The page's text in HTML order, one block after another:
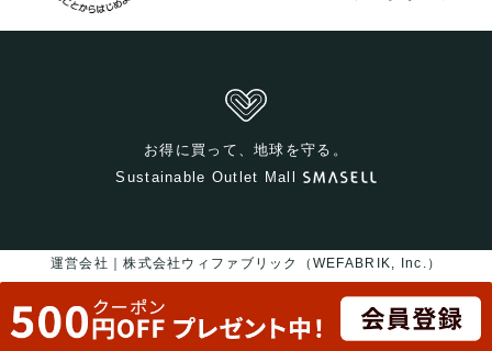
お得に買って、地球を守る。
Sustainable Outlet Mall
運営会社｜株式会社ウィファブリック（WEFABRIK, Inc.）
大阪府公安委員会許可｜第62107R021159号
Copyright © 2017-2026WEFABRIK, Inc. All rights reserved.